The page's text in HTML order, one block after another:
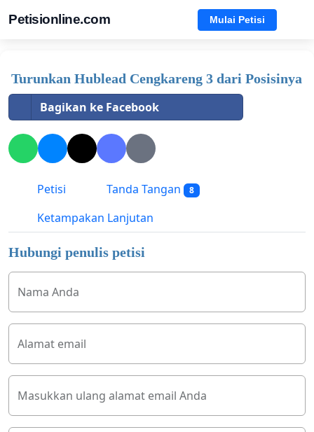
Petisionline.com Mulai Petisi
Turunkan Hublead Cengkareng 3 dari Posisinya
Bagikan ke Facebook
Petisi Tanda Tangan 8
Ketampakan Lanjutan
Hubungi penulis petisi
Nama Anda
Alamat email
Masukkan ulang alamat email Anda